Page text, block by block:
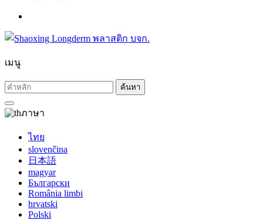
เมนู
ค้นหา
ภาษา
ไทย
slovenčina
日本語
magyar
Български
România limbi
hrvatski
Polski